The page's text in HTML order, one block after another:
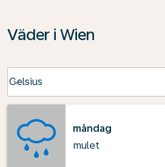
Väder i Wien
Celsius
keyboard_arrow_down
måndag
mulet